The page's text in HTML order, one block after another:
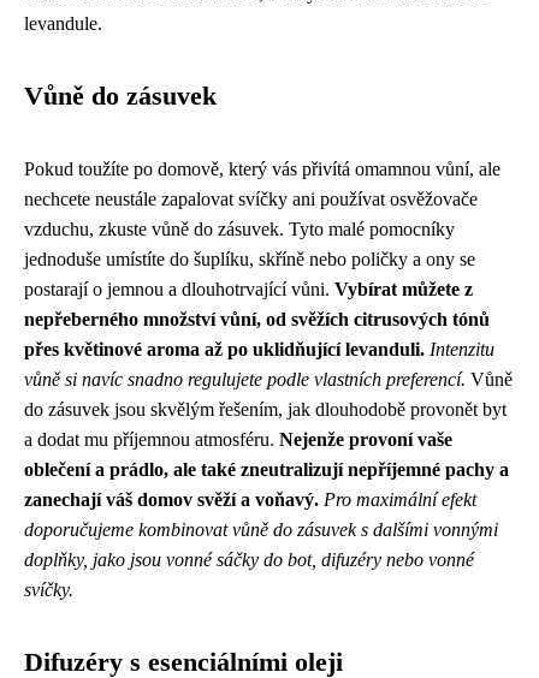
levandule.
Vůně do zásuvek
Pokud toužíte po domově, který vás přivítá omamnou vůní, ale
nechcete neustále zapalovat svíčky ani používat osvěžovače
vzduchu, zkuste vůně do zásuvek. Tyto malé pomocníky
jednoduše umístíte do šuplíku, skříně nebo poličky a ony se
postarají o jemnou a dlouhotrvající vůni. Vybírat můžete z
nepřeberného množství vůní, od svěžích citrusových tónů
přes květinové aroma až po uklidňující levanduli. Intenzitu
vůně si navíc snadno regulujete podle vlastních preferencí. Vůně
do zásuvek jsou skvělým řešením, jak dlouhodobě provonět byt
a dodat mu příjemnou atmosféru. Nejenže provoní vaše
oblečení a prádlo, ale také zneutralizují nepříjemné pachy a
zanechají váš domov svěží a voňavý. Pro maximální efekt
doporučujeme kombinovat vůně do zásuvek s dalšími vonnými
doplňky, jako jsou vonné sáčky do bot, difuzéry nebo vonné
svíčky.
Difuzéry s esenciálními oleji